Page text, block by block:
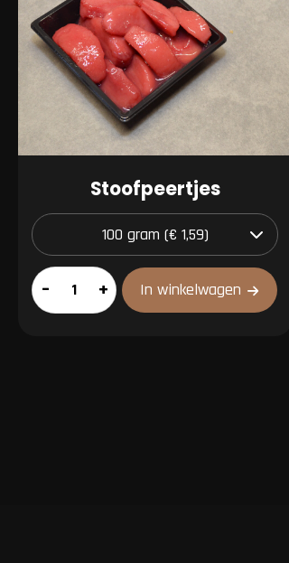
Stoofpeertjes
Stoofpeertjes
aantal
– + In winkelwagen